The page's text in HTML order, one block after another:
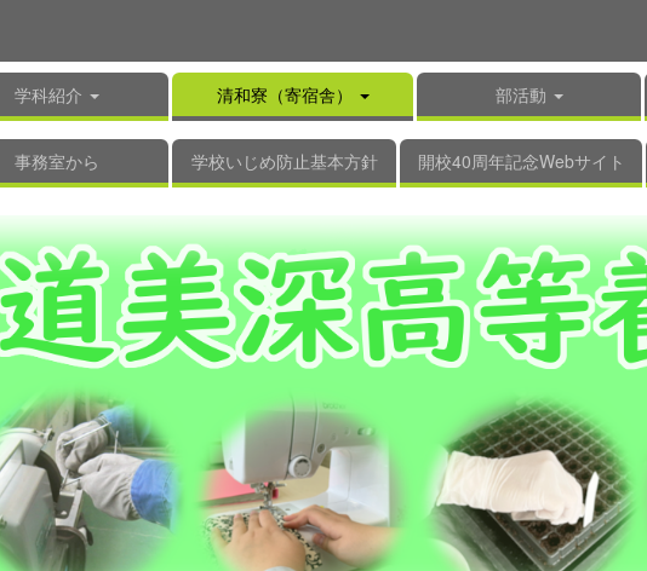
学科紹介 清和寮（寄宿舎） 部活動
事務室から 学校いじめ防止基本方針 開校40周年記念Webサイト